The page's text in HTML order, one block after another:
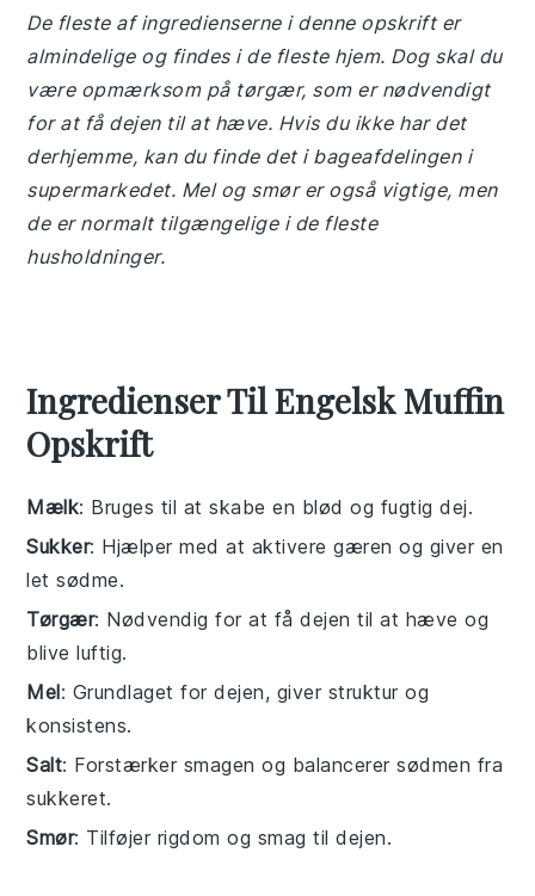
De fleste af ingredienserne i denne opskrift er
almindelige og findes i de fleste hjem. Dog skal du
være opmærksom på tørgær, som er nødvendigt
for at få dejen til at hæve. Hvis du ikke har det
derhjemme, kan du finde det i bageafdelingen i
supermarkedet. Mel og smør er også vigtige, men
de er normalt tilgængelige i de fleste
husholdninger.
Ingredienser Til Engelsk Muffin
Opskrift
Mælk: Bruges til at skabe en blød og fugtig dej.
Sukker: Hjælper med at aktivere gæren og giver en
let sødme.
Tørgær: Nødvendig for at få dejen til at hæve og
blive luftig.
Mel: Grundlaget for dejen, giver struktur og
konsistens.
Salt: Forstærker smagen og balancerer sødmen fra
sukkeret.
Smør: Tilføjer rigdom og smag til dejen.